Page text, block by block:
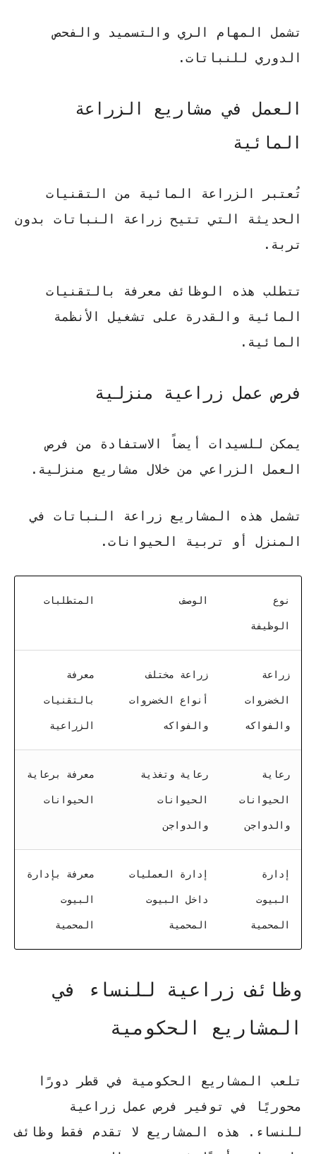
تشمل المهام الري والتسميد والفحص
الدوري للنباتات.
العمل في مشاريع الزراعة
المائية
تُعتبر الزراعة المائية من التقنيات
الحديثة التي تتيح زراعة النباتات بدون
تربة.
تتطلب هذه الوظائف معرفة بالتقنيات
المائية والقدرة على تشغيل الأنظمة
المائية.
فرص عمل زراعية منزلية
يمكن للسيدات أيضاً الاستفادة من فرص
العمل الزراعي من خلال مشاريع منزلية.
تشمل هذه المشاريع زراعة النباتات في
المنزل أو تربية الحيوانات.
نوع
الوظيفة
الوصف المتطلبات
زراعة
الخضروات
والفواكه
زراعة مختلف
أنواع الخضروات
والفواكه
معرفة
بالتقنيات
الزراعية
رعاية
الحيوانات
والدواجن
رعاية وتغذية
الحيوانات
والدواجن
معرفة برعاية
الحيوانات
إدارة
البيوت
المحمية
إدارة العمليات
داخل البيوت
المحمية
معرفة بإدارة
البيوت
المحمية
وظائف زراعية للنساء في
المشاريع الحكومية
تلعب المشاريع الحكومية في قطر دورًا
محوريًا في توفير فرص عمل زراعية
للنساء. هذه المشاريع لا تقدم فقط وظائف